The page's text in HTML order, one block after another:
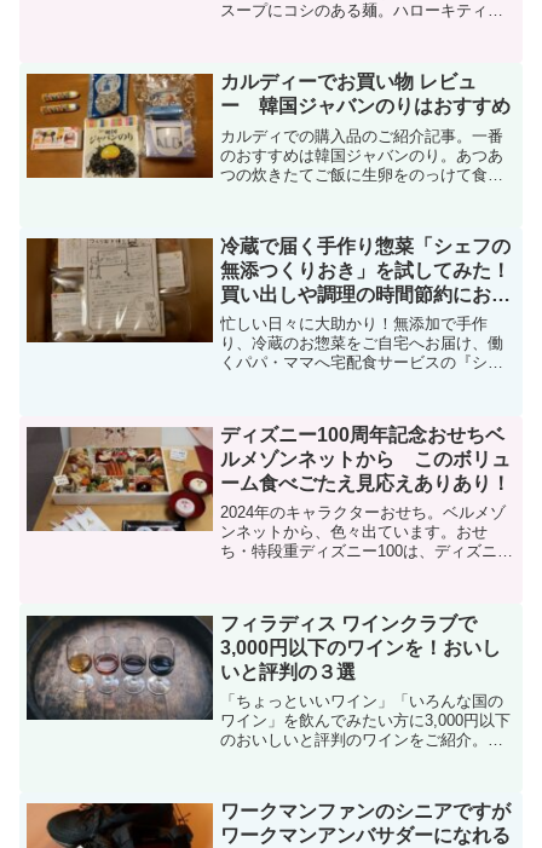
スープにコシのある麺。ハローキティを
すすめします。付録のシールも嬉しい。
カルディーでお買い物 レビュ
ー 韓国ジャバンのりはおすすめ
カルディでの購入品のご紹介記事。一番
のおすすめは韓国ジャバンのり。あつあ
つの炊きたてご飯に生卵をのっけて食べ
品のラインナップ。ラカシトスカラーチ
ョコクレヨンやツムツムチョコ。ピーカ
ンナッツブロンドチョコレートなど。期
間限定のエコバックの情報も。
冷蔵で届く手作り惣菜「シェフの
無添つくりおき」を試してみた！
買い出しや調理の時間節約におす
すめ
忙しい日々に大助かり！無添加で手作
り、冷蔵のお惣菜をご自宅へお届け、働
くパパ・ママへ宅配食サービスの『シェ
めます。
ディズニー100周年記念おせちベ
ルメゾンネットから このボリュ
ーム食べごたえ見応えありあり！
2024年のキャラクターおせち。ベルメゾ
ンネットから、色々出ています。おせ
ち・特段重ディズニー100は、ディズニー
フィラディス ワインクラブで
3,000円以下のワインを！おいし
いと評判の３選
「ちょっといいワイン」「いろんな国の
ワイン」を飲んでみたい方に3,000円以下
のおいしいと評判のワインをご紹介。フ
ワークマンファンのシニアですが
ワークマンアンバサダーになれる